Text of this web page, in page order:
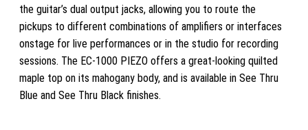
the guitar’s dual output jacks, allowing you to route the
pickups to different combinations of amplifiers or interfaces
onstage for live performances or in the studio for recording
sessions. The EC-1000 PIEZO offers a great-looking quilted
maple top on its mahogany body, and is available in See Thru
Blue and See Thru Black finishes.